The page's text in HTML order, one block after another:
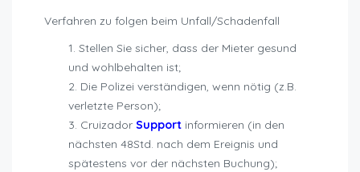
Verfahren zu folgen beim Unfall/Schadenfall
Stellen Sie sicher, dass der Mieter gesund
und wohlbehalten ist;
Die Polizei verständigen, wenn nötig (z.B.
verletzte Person);
Cruizador Support informieren (in den
nächsten 48Std. nach dem Ereignis und
spätestens vor der nächsten Buchung);